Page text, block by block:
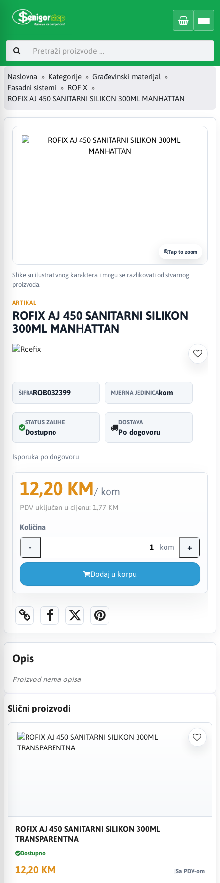
Naslovna Kategorije
Građevinski materijal
Fasadni sistemi
ROFIX
ROFIX AJ 450 SANITARNI SILIKON 300ML MANHATTAN
Tap to zoom
Slike su ilustrativnog karaktera i mogu se razlikovati od stvarnog
proizvoda.
ARTIKAL
ROFIX AJ 450 SANITARNI SILIKON
300ML MANHATTAN
ŠIFRAROB032399 MJERNA JEDINICAkom
STATUS ZALIHE
Dostupno
DOSTAVA
Po dogovoru
Isporuka po dogovoru
12,20 KM/ kom
PDV uključen u cijenu: 1,77 KM
Količina
- kom +
Dodaj u korpu
Opis
Proizvod nema opisa
Slični proizvodi
ROFIX AJ 450 SANITARNI SILIKON 300ML
TRANSPARENTNA
Dostupno
12,20 KM Sa PDV-om